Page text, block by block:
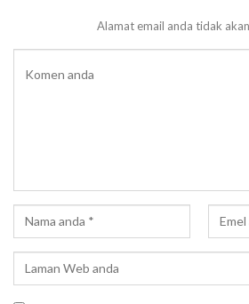
Alamat email anda tidak